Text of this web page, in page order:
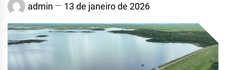
admin 13 de janeiro de 2026